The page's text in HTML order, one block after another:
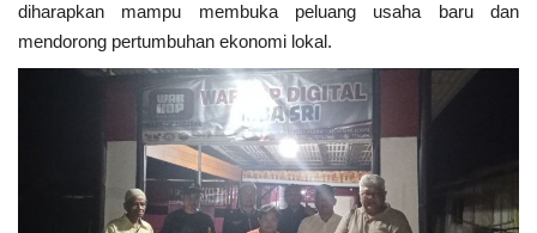
diharapkan mampu membuka peluang usaha baru dan
mendorong pertumbuhan ekonomi lokal.